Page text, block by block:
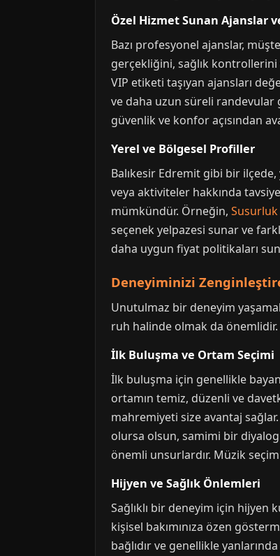
Özel Hizmet Sunan Ajanslar
Bazı profesyonel ajanslar,
gerçekliğini, sağlık
VIP etiketi taşıyan ajansları
ve daha uzun süreli randevular
güvenlik ve konfor açısından
Yerel ve Bölgesel Profiller
Balıkesir Edremit gibi bir
veya aktiviteler hakkında
mümkündür. Örneğin,
seçenek yelpazesi sunar ve
daha uygun fiyat politikaları
Deneyiminizi
Unutulmaz bir deneyim
ruh halinde olmak da
İlk Buluşma ve Ortam Seçimi
İlk buluşma için genellikle
ortamın temiz, düzenli ve
mahremiyeti size avantaj
olursa olsun, samimi bir
önemli unsurlardır. Müzik
Hijyen ve Sağlık Önlemleri
Sağlıklı bir deneyim için hijyen
kişisel bakımınıza özen
bağlıdır ve genellikle